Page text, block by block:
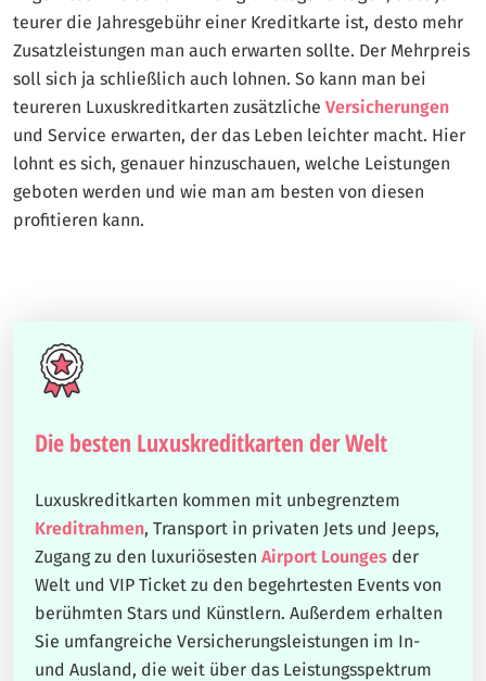
teurer die Jahresgebühr einer Kreditkarte ist, desto mehr
Zusatzleistungen man auch erwarten sollte. Der Mehrpreis
soll sich ja schließlich auch lohnen. So kann man bei
teureren Luxuskreditkarten zusätzliche Versicherungen
und Service erwarten, der das Leben leichter macht. Hier
lohnt es sich, genauer hinzuschauen, welche Leistungen
geboten werden und wie man am besten von diesen
profitieren kann.
Die besten Luxuskreditkarten der Welt
Luxuskreditkarten kommen mit unbegrenztem
Kreditrahmen, Transport in privaten Jets und Jeeps,
Zugang zu den luxuriösesten Airport Lounges der
Welt und VIP Ticket zu den begehrtesten Events von
berühmten Stars und Künstlern. Außerdem erhalten
Sie umfangreiche Versicherungsleistungen im In-
und Ausland, die weit über das Leistungsspektrum